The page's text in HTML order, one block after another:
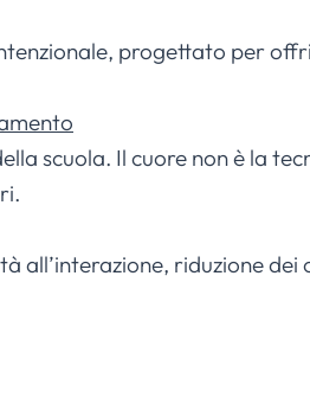
progettato per
scuola. Il cuore non è la
all’interazione, riduzione